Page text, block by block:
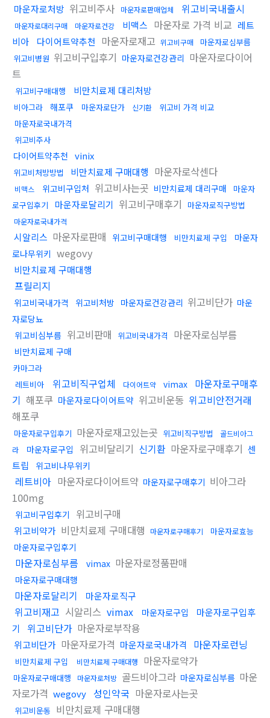
마운자로처방 위고비주사 마운자로판매업체 위고비국내출시
마운자로대리구매 마운자로건강 비맥스 마운자로 가격 비교 레트
비아
다이어트약추천 마운자로재고 위고비구매
마운자로심부름
위고비병원 위고비구입후기 마운자로건강관리 마운자로다이어
트
위고비구매대행 비만치료제 대리처방
비아그라 해포쿠 마운자로단가 신기환
위고비 가격 비교
마운자로국내가격
위고비주사
다이어트약추천 vinix
위고비처방방법 비만치료제 구매대행 마운자로삭센다
비맥스 위고비구입처 위고비사는곳 비만치료제 대리구매
마운자
로구입후기
마운자로달리기 위고비구매후기 마운자로직구방법
마운자로국내가격
시알리스 마운자로판매 위고비구매대행 비만치료제 구입
마운자
로나무위키 wegovy
비만치료제 구매대행
프릴리지
위고비국내가격 위고비처방 마운자로건강관리 위고비단가 마운
자로당뇨
위고비심부름 위고비판매 위고비국내가격 마운자로심부름
비만치료제 구매
카마그라
레트비아
위고비직구업체 다이어트약 vimax
마운자로구매후
기 해포쿠 마운자로다이어트약 위고비운동 위고비안전거래
해포쿠
마운자로구입후기 마운자로재고있는곳 위고비직구방법
골드비아그
라
마운자로구입 위고비달리기 신기환 마운자로구매후기 센
트립
위고비나무위키
레트비아 마운자로다이어트약 마운자로구매후기 비아그라
100mg
위고비구입후기 위고비구매
위고비약가 비만치료제 구매대행 마운자로구매후기 마운자로효능
마운자로구입후기
마운자로심부름 vimax 마운자로정품판매
마운자로구매대행
마운자로달리기 마운자로직구
위고비재고 시알리스 vimax 마운자로구입
마운자로구입후
기
위고비단가 마운자로부작용
위고비단가 마운자로가격 마운자로국내가격 마운자로런닝
비만치료제 구입 비만치료제 구매대행 마운자로약가
마운자로구매대행 마운자로처방 골드비아그라 마운자로심부름 마운
자로가격 wegovy 성인약국 마운자로사는곳
위고비운동 비만치료제 구매대행